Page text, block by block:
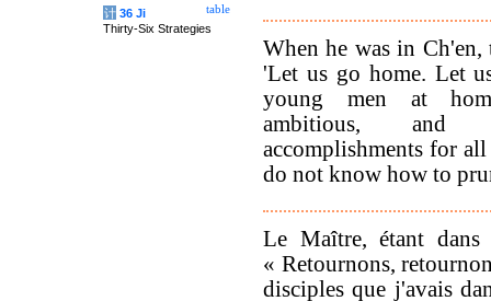
When he was in Ch'en,
'Let us go home. Let
young men at
ambitious, and
accomplishments for
do not know how to
Le Maître, étant
« Retournons,
disciples que j'avais
table
计 36 Ji
Thirty-Six Strategies